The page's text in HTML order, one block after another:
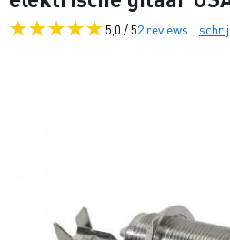
5,0 / 52 reviews